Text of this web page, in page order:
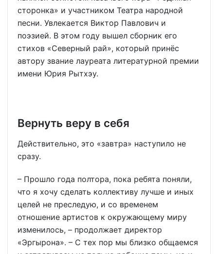
сторонка» и участником Театра народной
песни. Увлекается Виктор Павлович и
поэзией. В этом году вышел сборник его
стихов «Северный рай», который принёс
автору звание лауреата литературной премии
имени Юрия Рытхэу.
Вернуть веру в себя
Действительно, это «завтра» наступило не
сразу.
– Прошло года полтора, пока ребята поняли,
что я хочу сделать коллективу лучше и иных
целей не преследую, и со временем
отношение артистов к окружающему миру
изменилось, – продолжает директор
«Эргырона». – С тех пор мы близко общаемся